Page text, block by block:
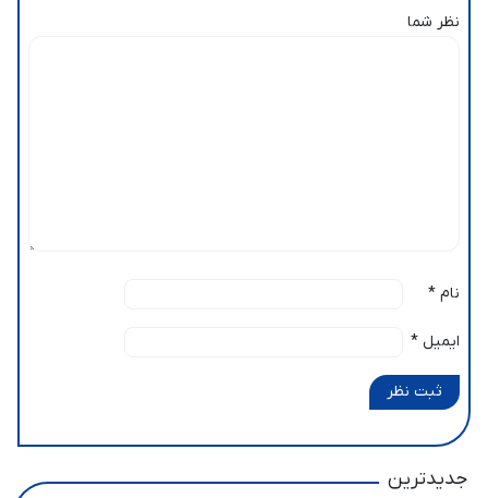
نظر شما
نام *
ایمیل *
ثبت نظر
جدیدترین